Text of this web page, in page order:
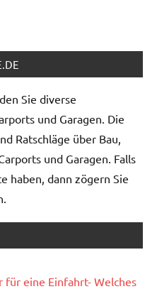
Sie diverse
und Garagen. Die
Ratschläge über Bau,
und Garagen. Falls
haben, dann zögern Sie
für eine Einfahrt- Welches